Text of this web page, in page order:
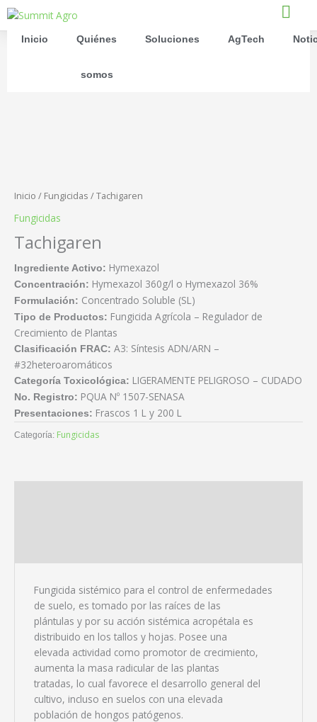
contenido
Inicio Quiénes
somos
Soluciones AgTech
Inicio / Fungicidas / Tachigaren
Fungicidas
Tachigaren
Ingrediente Activo: Hymexazol
Concentración: Hymexazol 360g/l o Hymexazol 36%
Formulación: Concentrado Soluble (SL)
Tipo de Productos: Fungicida Agrícola – Regulador de
Crecimiento de Plantas
Clasificación FRAC: A3: Síntesis ADN/ARN –
#32heteroaromáticos
Categoría Toxicológica: LIGERAMENTE PELIGROSO – CUDADO
No. Registro: PQUA Nº 1507-SENASA
Presentaciones: Frascos 1 L y 200 L
Categoría: Fungicidas
Fungicida sistémico para el control de enfermedades
de suelo, es tomado por las raíces de las
plántulas y por su acción sistémica acropétala es
distribuido en los tallos y hojas. Posee una
elevada actividad como promotor de crecimiento,
aumenta la masa radicular de las plantas
tratadas, lo cual favorece el desarrollo general del
cultivo, incluso en suelos con una elevada
población de hongos patógenos.